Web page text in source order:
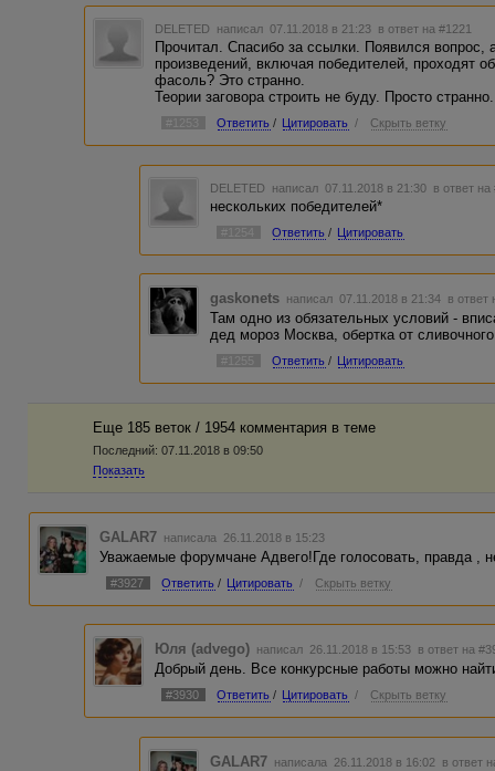
DELETED написал 07.11.2018 в 21:23 в ответ на #1221
Прочитал. Спасибо за ссылки. Появился вопрос,
произведений, включая победителей, проходят
фасоль? Это странно.
Теории заговора строить не буду. Просто странно.
#1253 Ответить / Цитировать / Скрыть ветку
DELETED написал 07.11.2018 в 21:30 в ответ на
нескольких победителей*
#1254 Ответить / Цитировать
gaskonets написал 07.11.2018 в 21:34 в ответ
Там одно из обязательных условий -
дед мороз Москва, обертка от
#1255 Ответить / Цитировать
Еще 185 веток / 1954 комментария в темe
Последний: 07.11.2018 в 09:50
Показать
GALAR7 написала 26.11.2018 в 15:23
Уважаемые форумчане Адвего!Где голосовать, правда ,
#3927 Ответить / Цитировать / Скрыть ветку
Юля (advego) написал 26.11.2018 в 15:53 в ответ на
Добрый день. Все конкурсные работы можно
#3930 Ответить / Цитировать / Скрыть ветку
GALAR7 написала 26.11.2018 в 16:02 в ответ